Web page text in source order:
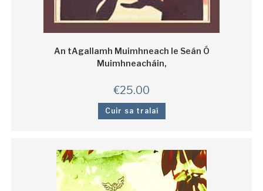
An tAgallamh Muimhneach le Seán Ó
Muimhneacháin,
€25.00
Cuir sa tralaí